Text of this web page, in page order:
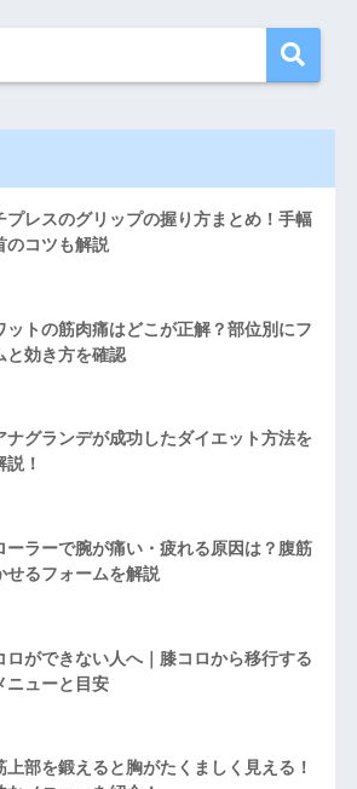
プレスのグリップの握り方まとめ！手幅
のコツも解説
ットの筋肉痛はどこが正解？部位別にフ
と効き方を確認
ナグランデが成功したダイエット方法を
説！
ーラーで腕が痛い・疲れる原因は？腹筋
せるフォームを解説
ロができない人へ｜膝コロから移行する
ニューと目安
上部を鍛えると胸がたくましく見える！